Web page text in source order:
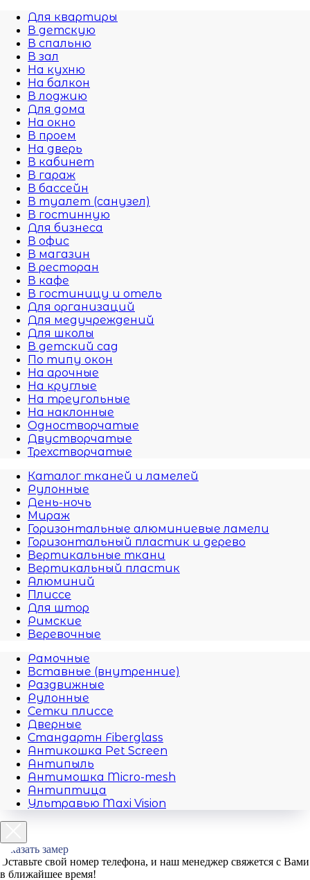
Для квартиры
В детскую
В спальню
В зал
На кухню
На балкон
В лоджию
Для дома
На окно
В проем
На дверь
В кабинет
В гараж
В бассейн
В туалет (санузел)
В гостинную
Для бизнеса
В офис
В магазин
В ресторан
В кафе
В гостиницу и отель
Для организаций
Для медучреждений
Для школы
В детский сад
По типу окон
На арочные
На круглые
На треугольные
На наклонные
Одностворчатые
Двустворчатые
Трехстворчатые
Каталог тканей и ламелей
Рулонные
День-ночь
Мираж
Горизонтальные алюминиевые ламели
Горизонтальный пластик и дерево
Вертикальные ткани
Вертикальный пластик
Алюминий
Плиссе
Для штор
Римские
Веревочные
Рамочные
Вставные (внутренние)
Раздвижные
Рулонные
Сетки плиссе
Дверные
Стандартн Fiberglass
Антикошка Pet Screen
Антипыль
Антимошка Micro-mesh
Антиптица
Ультравью Maxi Vision
Заказать замер
Оставьте свой номер телефона, и наш менеджер свяжется с Вами
в ближайшее время!